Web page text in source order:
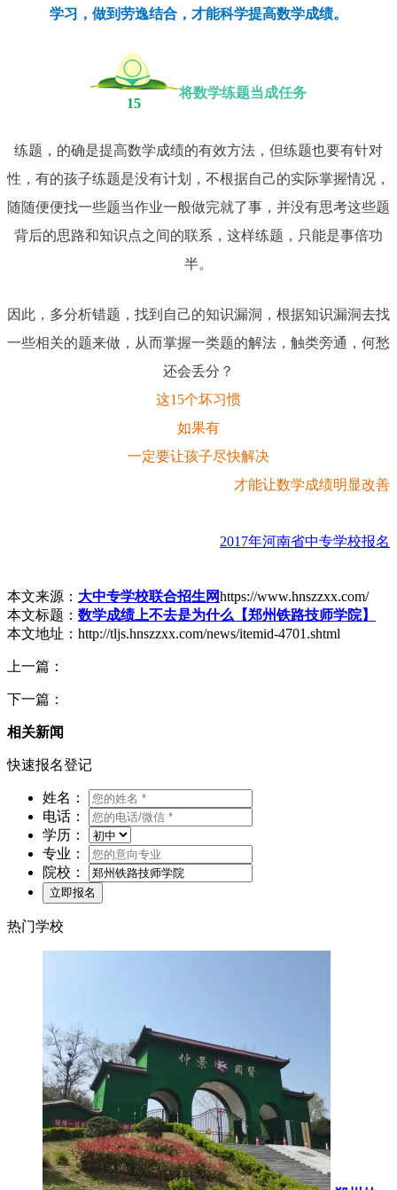
学习，做到劳逸结合，才能科学提高数学成绩。
15
将数学练题当成任务
练题，的确是提高数学成绩的有效方法，但练题也要有针对
性，有的孩子练题是没有计划，不根据自己的实际掌握情况，
随随便便找一些题当作业一般做完就了事，并没有思考这些题
背后的思路和知识点之间的联系，这样练题，只能是事倍功
半。
因此，多分析错题，找到自己的知识漏洞，根据知识漏洞去找
一些相关的题来做，从而掌握一类题的解法，触类旁通，何愁
还会丢分？
这15个坏习惯
如果有
一定要让孩子尽快解决
才能让数学成绩明显改善
2017年河南省中专学校报名
本文来源： 大中专学校联合招生网https://www.hnszzxx.com/
本文标题： 数学成绩上不去是为什么【郑州铁路技师学院】
本文地址：http://tljs.hnszzxx.com/news/itemid-4701.shtml
上一篇：
下一篇：
相关新闻
快速报名登记
姓名：
电话：
学历：
专业：
院校：
热门学校